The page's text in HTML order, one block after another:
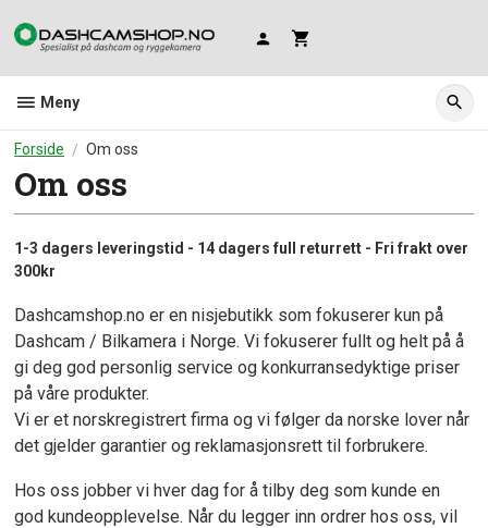
innholdet
Meny
Forside Om oss
Om oss
1-3 dagers leveringstid - 14 dagers full returrett - Fri frakt over
300kr
Dashcamshop.no er en nisjebutikk som fokuserer kun på
Dashcam / Bilkamera i Norge. Vi fokuserer fullt og helt på å
gi deg god personlig service og konkurransedyktige priser
på våre produkter.
Vi er et norskregistrert firma og vi følger da norske lover når
det gjelder garantier og reklamasjonsrett til forbrukere.
Hos oss jobber vi hver dag for å tilby deg som kunde en
god kundeopplevelse. Når du legger inn ordrer hos oss, vil